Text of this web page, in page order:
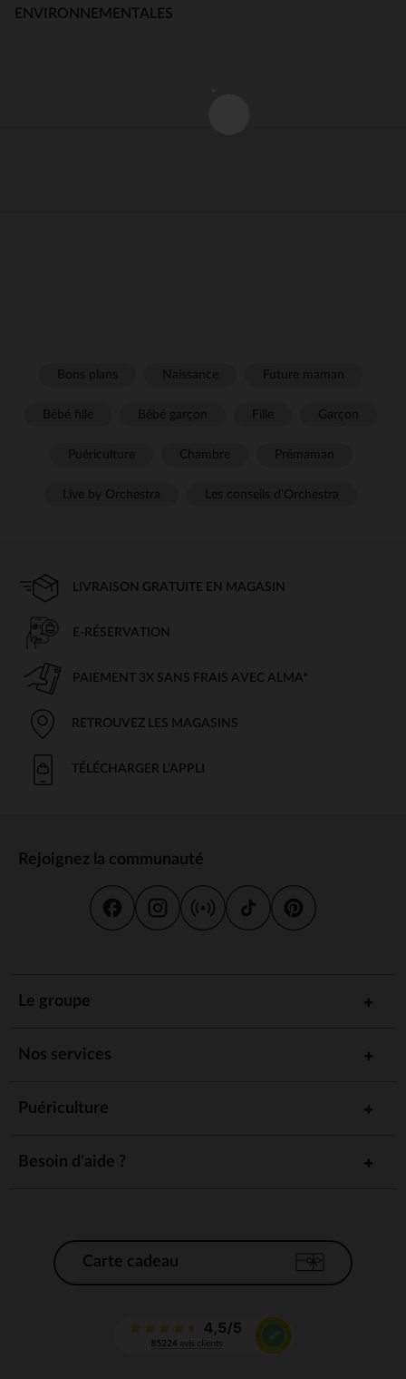
ENVIRONNEMENTALES
LIVRAISON GRATUITE EN MAGASIN
E-RÉSERVATION
PAIEMENT 3X SANS FRAIS AVEC ALMA*
RETROUVEZ LES MAGASINS
TÉLÉCHARGER L'APPLI
Rejoignez la communauté
Le groupe
Nos services
Puériculture
Besoin d'aide ?
Carte cadeau